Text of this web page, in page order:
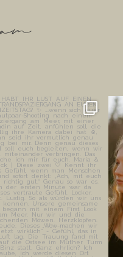
IHR LUST AUF EINEN
AN
EUREM...
212 23